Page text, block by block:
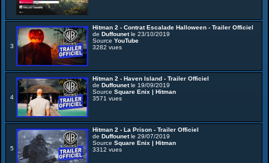
3
Hitman 2 - Contrat Escalade Halloween - Trailer Officiel
de Duffounetle 23/10/2019
Source YouTube
3282 vues
4
Hitman 2 - Haven Island - Trailer Officiel
de Duffounetle 19/09/2019
Source Square Enix | Hitman
3571 vues
5
Hitman 2 - La Prison - Trailer Officiel
de Duffounetle 29/07/2019
Source Square Enix | Hitman
3312 vues